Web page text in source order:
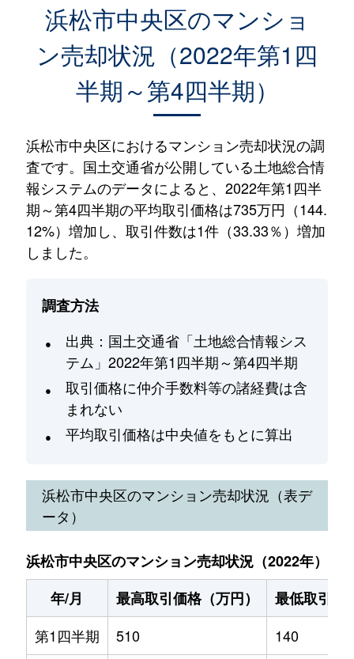
浜松市中央区のマンショ
ン売却状況（2022年第1四
半期～第4四半期）
浜松市中央区におけるマンション売却状況の調
査です。国土交通省が公開している土地総合情
報システムのデータによると、2022年第1四半
期～第4四半期の平均取引価格は735万円（144.
12%）増加し、取引件数は1件（33.33％）増加
しました。
調査方法
出典：国土交通省「土地総合情報シス
テム」2022年第1四半期～第4四半期
取引価格に仲介手数料等の諸経費は含
まれない
平均取引価格は中央値をもとに算出
浜松市中央区のマンション売却状況（表デ
ータ）
浜松市中央区のマンション売却状況（2022年）
年/月
最高取引価格（万円）
最低取引価
第1四半期
510 140